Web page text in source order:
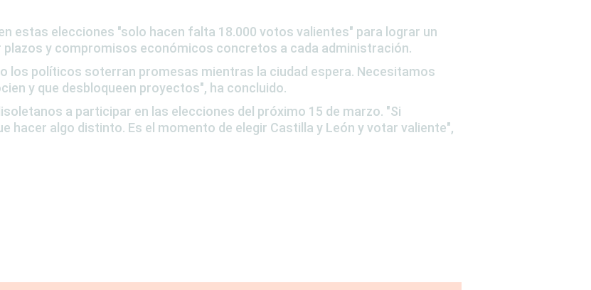
estas elecciones "solo hacen falta 18.000 votos valientes" para lograr un
plazos y compromisos económicos concretos a cada administración.
los políticos soterran promesas mientras la ciudad espera. Necesitamos
y que desbloqueen proyectos", ha concluido.
a participar en las elecciones del próximo 15 de marzo. "Si
hacer algo distinto. Es el momento de elegir Castilla y León y votar valiente",